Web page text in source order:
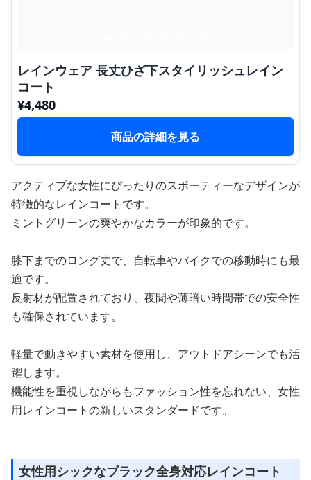
レインウェア 長丈ひざ下スタイリッシュレイン
コート
¥4,480
商品の詳細を見る
アクティブな女性にぴったりのスポーティーなデザインが
特徴的なレインコートです。
ミントグリーンの爽やかなカラーが印象的です。
膝下までのロング丈で、自転車やバイクでの移動時にも最
適です。
反射材が配置されており、夜間や薄暗い時間帯での安全性
も確保されています。
軽量で動きやすい素材を使用し、アウトドアシーンでも活
躍します。
機能性を重視しながらもファッション性を忘れない、女性
用レインコートの新しいスタンダードです。
女性用シックなブラック全身対応レインコート